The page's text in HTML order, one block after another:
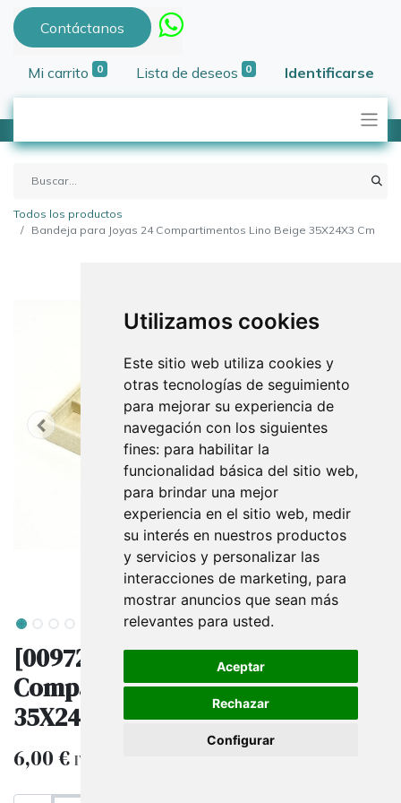
Utilizamos cookies
Este sitio web utiliza cookies y
otras tecnologías de seguimiento
para mejorar su experiencia de
navegación con los siguientes
fines: para habilitar la
funcionalidad básica del sitio web,
para brindar una mejor
experiencia en el sitio web, medir
su interés en nuestros productos
y servicios y personalizar las
interacciones de marketing, para
mostrar anuncios que sean más
relevantes para usted.
Aceptar
Rechazar
Configurar
Contáctanos
Mi carrito 0 Lista de deseos 0 Identificarse
Todos los productos
Bandeja para Joyas 24 Compartimentos Lino Beige 35X24X3 Cm
[009726] Bandeja para Joyas 24
Compartimentos Lino Beige
35X24X3 Cm
6,00€ IVA excluido